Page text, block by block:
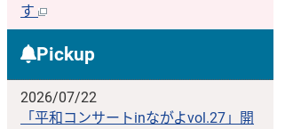
す
Pickup
2026/07/22
「平和コンサートinながよvol.27」開